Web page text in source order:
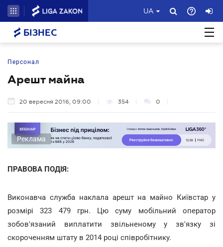
UA
БІЗНЕС
Персонал
Арешт майна
20 вересня 2016, 09:00 354 0
Реклама
ПРАВОВА ПОДІЯ:
Виконавча служба наклала арешт на майно Київстар у
розмірі 323 479 грн. Цю суму мобільний оператор
зобов'язаний виплатити звільненому у зв'язку зі
скороченням штату в 2014 році співробітнику.